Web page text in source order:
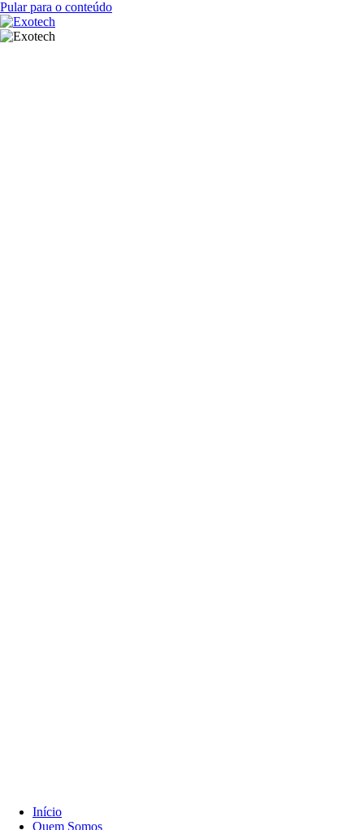
Pular para o conteúdo
Início
Quem Somos